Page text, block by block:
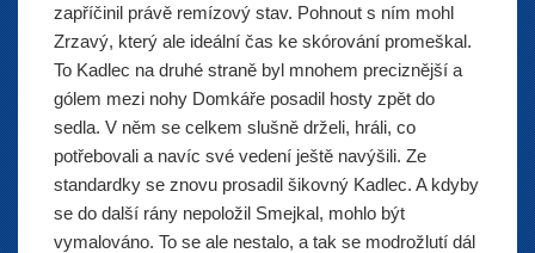
zapříčinil právě remízový stav. Pohnout s ním mohl
Zrzavý, který ale ideální čas ke skórování promeškal.
To Kadlec na druhé straně byl mnohem preciznější a
gólem mezi nohy Domkáře posadil hosty zpět do
sedla. V něm se celkem slušně drželi, hráli, co
potřebovali a navíc své vedení ještě navýšili. Ze
standardky se znovu prosadil šikovný Kadlec. A kdyby
se do další rány nepoložil Smejkal, mohlo být
vymalováno. To se ale nestalo, a tak se modrožlutí dál